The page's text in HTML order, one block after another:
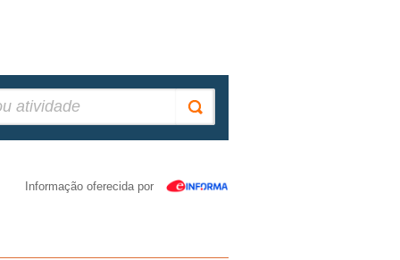
Informação oferecida por